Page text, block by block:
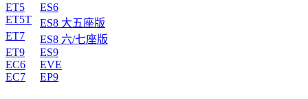
ET5
ET5T
ET7
ET9
EC6
EC7
ES6
ES8 大五座版
ES8 六/七座版
ES9
EVE
EP9